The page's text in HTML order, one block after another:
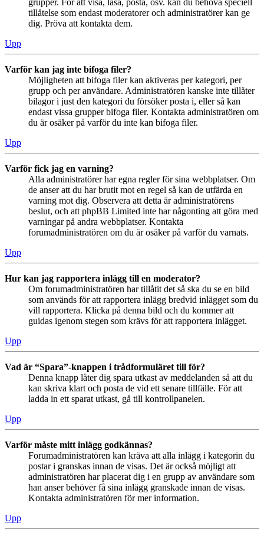
grupper. För att visa, läsa, posta, osv. kan du behöva speciell
tillåtelse som endast moderatorer och administratörer kan ge
dig. Pröva att kontakta dem.
Upp
Varför kan jag inte bifoga filer?
Möjligheten att bifoga filer kan aktiveras per kategori, per
grupp och per användare. Administratören kanske inte tillåter
bilagor i just den kategori du försöker posta i, eller så kan
endast vissa grupper bifoga filer. Kontakta administratören om
du är osäker på varför du inte kan bifoga filer.
Upp
Varför fick jag en varning?
Alla administratörer har egna regler för sina webbplatser. Om
de anser att du har brutit mot en regel så kan de utfärda en
varning mot dig. Observera att detta är administratörens
beslut, och att phpBB Limited inte har någonting att göra med
varningar på andra webbplatser. Kontakta
forumadministratören om du är osäker på varför du varnats.
Upp
Hur kan jag rapportera inlägg till en moderator?
Om forumadministratören har tillåtit det så ska du se en bild
som används för att rapportera inlägg bredvid inlägget som du
vill rapportera. Klicka på denna bild och du kommer att
guidas igenom stegen som krävs för att rapportera inlägget.
Upp
Vad är “Spara”-knappen i trådformuläret till för?
Denna knapp låter dig spara utkast av meddelanden så att du
kan skriva klart och posta de vid ett senare tillfälle. För att
ladda in ett sparat utkast, gå till kontrollpanelen.
Upp
Varför måste mitt inlägg godkännas?
Forumadministratören kan kräva att alla inlägg i kategorin du
postar i granskas innan de visas. Det är också möjligt att
administratören har placerat dig i en grupp av användare som
han anser behöver få sina inlägg granskade innan de visas.
Kontakta administratören för mer information.
Upp